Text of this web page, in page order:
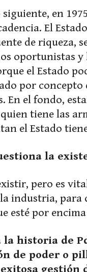
siguiente, en
El
de riqueza,
oportunistas
el Estado
por
En el fondo,
tiene las
el Estado
la
pero es
industria, para
esté por
la historia de
de poder o
gestión